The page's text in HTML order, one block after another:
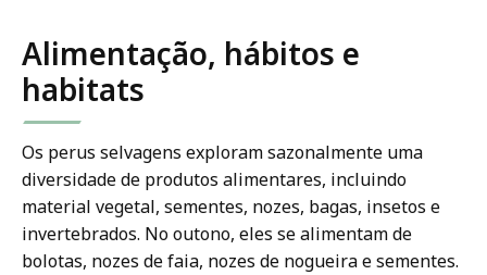
Alimentação, hábitos e
habitats
Os perus selvagens exploram sazonalmente uma
diversidade de produtos alimentares, incluindo
material vegetal, sementes, nozes, bagas, insetos e
invertebrados. No outono, eles se alimentam de
bolotas, nozes de faia, nozes de nogueira e sementes.